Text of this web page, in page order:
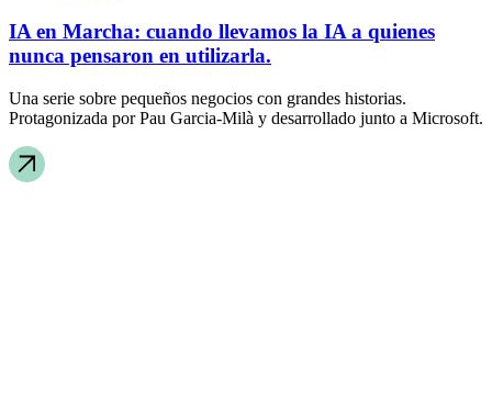
IA en Marcha: cuando llevamos la IA a quienes
nunca pensaron en utilizarla.
Una serie sobre pequeños negocios con grandes historias.
Protagonizada por Pau Garcia-Milà y desarrollado junto a Microsoft.